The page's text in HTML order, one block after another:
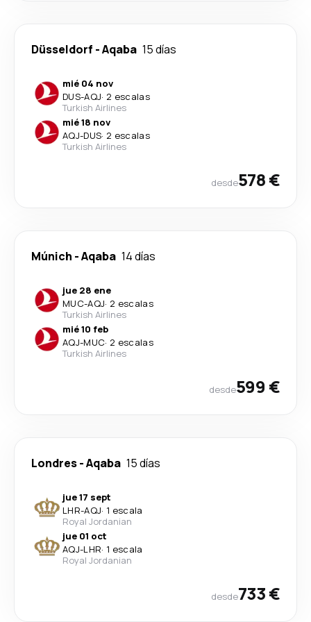
Düsseldorf -Aqaba 15 días
mié 04 nov
DUS-AQJ· 2 escalas
Turkish Airlines
mié 18 nov
AQJ-DUS· 2 escalas
Turkish Airlines
desde578 €
Múnich -Aqaba 14 días
jue 28 ene
MUC-AQJ· 2 escalas
Turkish Airlines
mié 10 feb
AQJ-MUC· 2 escalas
Turkish Airlines
desde599 €
Londres-Aqaba 15 días
jue 17 sept
LHR-AQJ· 1 escala
Royal Jordanian
jue 01 oct
AQJ-LHR· 1 escala
Royal Jordanian
desde733 €